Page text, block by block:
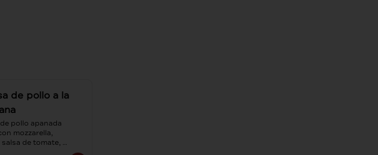
de pollo a la
pollo apanada
mozzarella,
salsa de tomate,
de spaguetti al ajo